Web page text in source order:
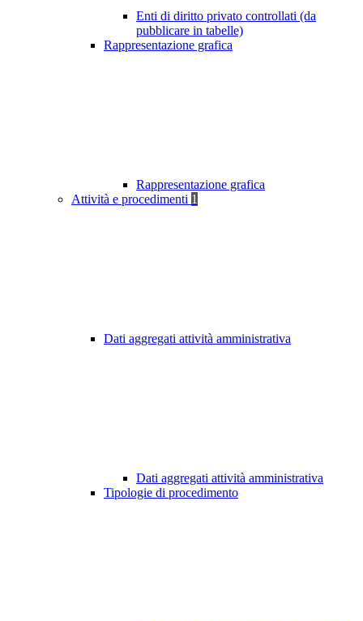
Enti di diritto privato controllati (da
pubblicare in tabelle)
Rappresentazione grafica
Rappresentazione grafica
Attività e procedimenti 1
Dati aggregati attività amministrativa
Dati aggregati attività amministrativa
Tipologie di procedimento